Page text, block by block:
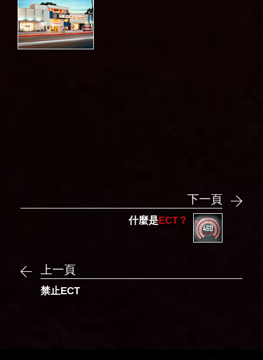
上一頁
禁止ECT
下一頁
什麼是ECT？